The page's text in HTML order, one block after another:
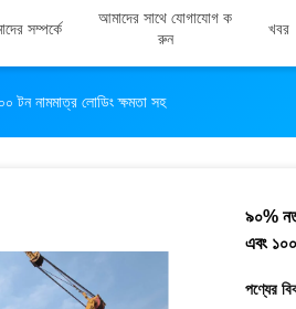
সম্পর্কে
আমাদের সাথে যোগাযোগ ক
রুন
খবর
টন নামমাত্র লোডিং ক্ষমতা সহ
৯০%
এবং
পণ্যের